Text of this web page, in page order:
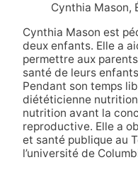
Cynthia Mason,
Cynthia Mason est
deux enfants. Elle a
permettre aux
santé de leurs
Pendant son temps
diététicienne
nutrition avant la
reproductive. Elle a
et santé publique au
l’université de